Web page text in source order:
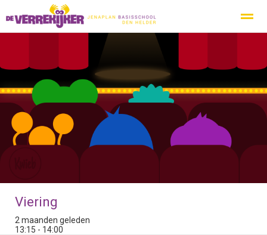
Home Nieuws Agenda
Viering
2 maanden geleden
13:15 - 14:00